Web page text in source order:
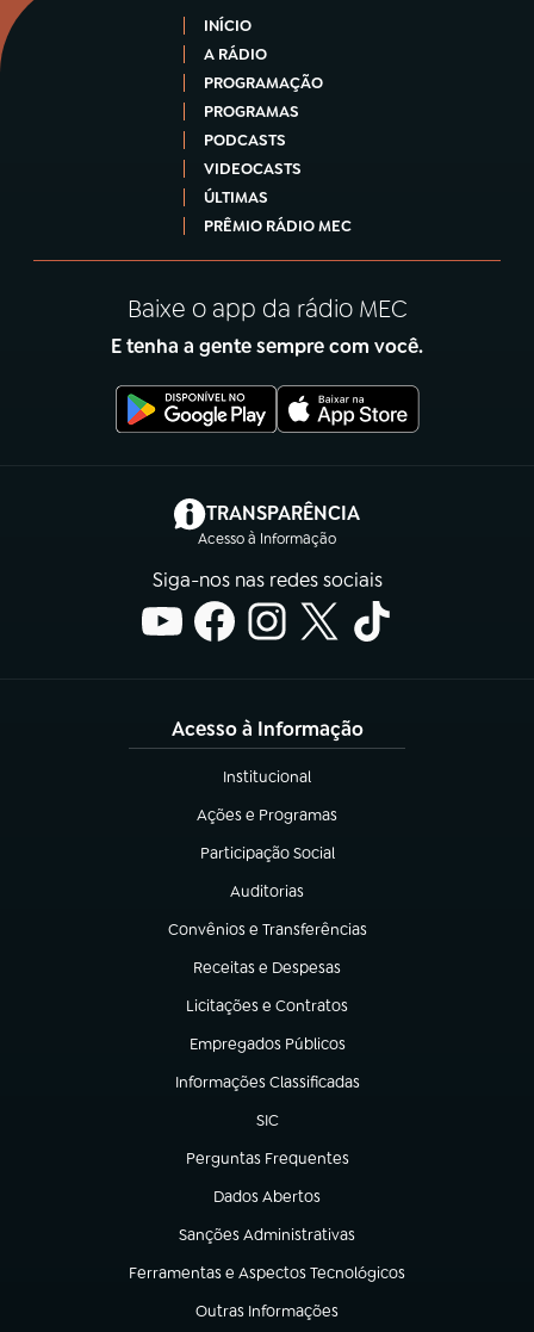
INÍCIO
A RÁDIO
PROGRAMAÇÃO
PROGRAMAS
PODCASTS
VIDEOCASTS
ÚLTIMAS
PRÊMIO RÁDIO MEC
Baixe o app da rádio MEC
E tenha a gente sempre com você.
TRANSPARÊNCIA
Acesso à Informação
(abre em nova aba)
Siga-nos nas redes sociais
Acesso à Informação
Institucional
(abre em nova aba)
Ações e Programas
(abre em nova aba)
Participação Social
(abre em nova aba)
Auditorias
(abre em nova aba)
Convênios e Transferências
(abre em nova aba)
Receitas e Despesas
(abre em nova aba)
Licitações e Contratos
(abre em nova aba)
Empregados Públicos
(abre em nova aba)
Informações Classificadas
(abre em nova aba)
SIC
(abre em nova aba)
Perguntas Frequentes
(abre em nova aba)
Dados Abertos
(abre em nova aba)
Sanções Administrativas
(abre em nova aba)
Ferramentas e Aspectos Tecnológicos
(abre em nova aba)
Outras Informações
(abre em nova aba)